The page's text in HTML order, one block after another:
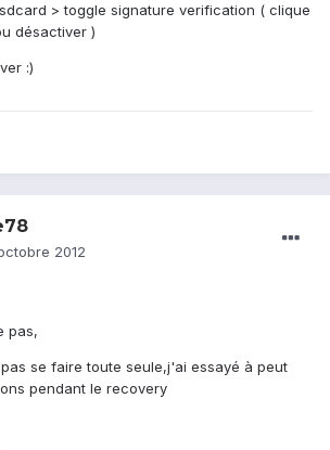
> toggle signature verification ( clique
désactiver )
:)
2012
pas,
se faire toute seule,j'ai essayé à peut
pendant le recovery